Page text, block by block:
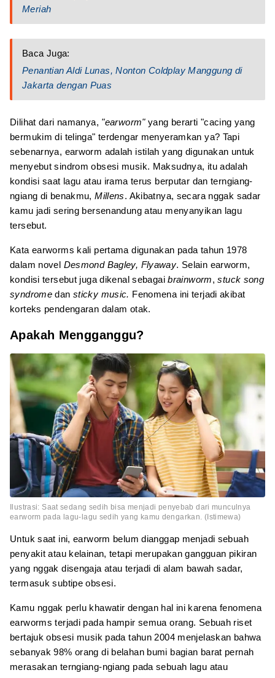
Meriah
Baca Juga:
Penantian Aldi Lunas, Nonton Coldplay Manggung di
Jakarta dengan Puas
Dilihat dari namanya, "earworm"yang berarti "cacing yang
bermukim di telinga" terdengar menyeramkan ya? Tapi
sebenarnya, earworm adalah istilah yang digunakan untuk
menyebut sindrom obsesi musik. Maksudnya, itu adalah
kondisi saat lagu atau irama terus berputar dan terngiang-
ngiang di benakmu,Millens. Akibatnya, secara nggak sadar
kamu jadi sering bersenandung atau menyanyikan lagu
tersebut.
Kata earworms kali pertama digunakan pada tahun 1978
dalam novel Desmond Bagley, Flyaway. Selain earworm,
kondisi tersebut juga dikenal sebagaibrainworm,stuck song
syndrome dan sticky music. Fenomena ini terjadi akibat
korteks pendengaran dalam otak.
Apakah Mengganggu?
Ilustrasi: Saat sedang sedih bisa menjadi penyebab dari munculnya
earworm pada lagu-lagu sedih yang kamu dengarkan. (Istimewa)
Untuk saat ini, earworm belum dianggap menjadi sebuah
penyakit atau kelainan, tetapi merupakan gangguan pikiran
yang nggak disengaja atau terjadi di alam bawah sadar,
termasuk subtipe obsesi.
Kamu nggak perlu khawatir dengan hal ini karena fenomena
earworms terjadi pada hampir semua orang. Sebuah riset
bertajuk obsesi musik pada tahun 2004 menjelaskan bahwa
sebanyak 98% orang di belahan bumi bagian barat pernah
merasakan terngiang-ngiang pada sebuah lagu atau